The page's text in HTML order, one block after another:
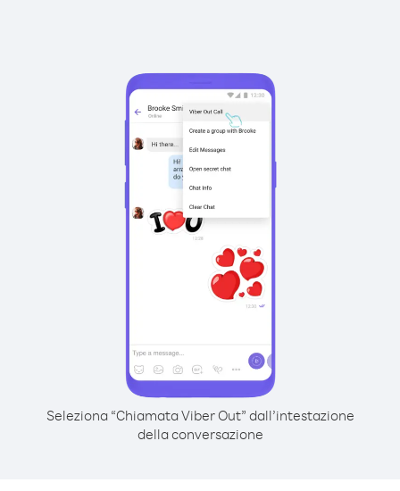
Seleziona “Chiamata Viber Out” dall’intestazione
della conversazione